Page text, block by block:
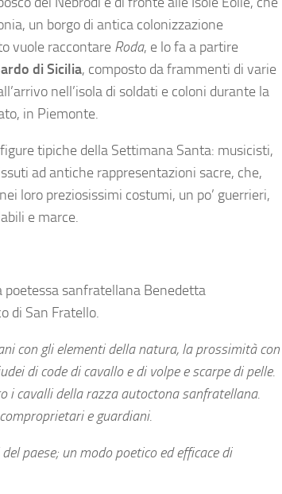
un borgo di antica colonizzazione
vuole raccontare Roda, e lo fa a partire
di Sicilia, composto da frammenti di varie
nell’isola di soldati e coloni durante la
in Piemonte.
tipiche della Settimana Santa: musicisti,
ad antiche rappresentazioni sacre, che,
loro preziosissimi costumi, un po’ guerrieri,
e marce.
poetessa sanfratellana Benedetta
di San Fratello.
con gli elementi della natura, la prossimità con
di code di cavallo e di volpe e scarpe di pelle.
i cavalli della razza autoctona sanfratellana.
e guardiani.
paese; un modo poetico ed efficace di